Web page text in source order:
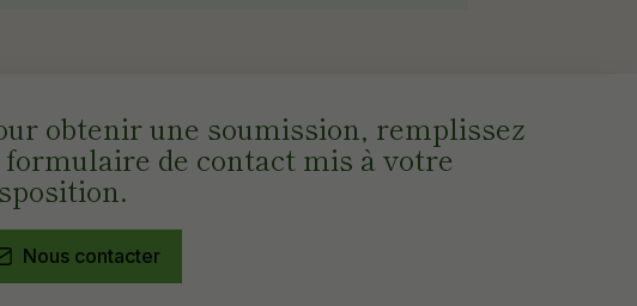
obtenir une soumission, remplissez
de contact mis à votre
Nous contacter